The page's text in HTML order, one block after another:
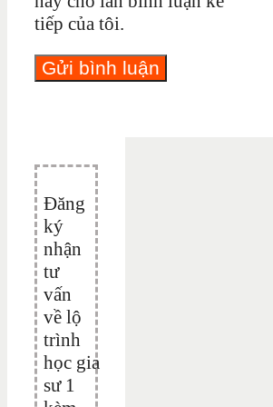
tiếp của tôi.
Đăng
ký
nhận
tư
vấn
về lộ
trình
học gia
sư 1